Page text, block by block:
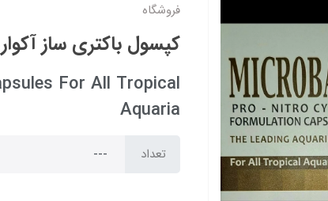
فروشگاه
کپسول باکتری ساز
For All Tropical
Aquaria
تعداد